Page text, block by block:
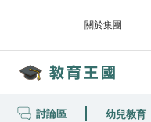
關於集團
討論區 幼兒教育